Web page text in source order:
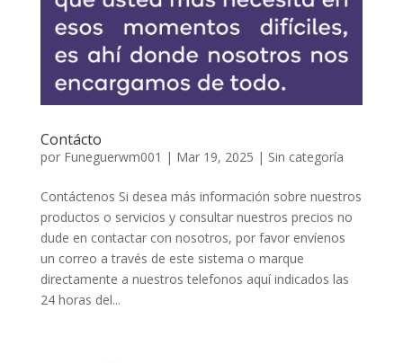
Contácto
por Funeguerwm001 | Mar 19, 2025 | Sin categoría
Contáctenos Si desea más información sobre nuestros
productos o servicios y consultar nuestros precios no
dude en contactar con nosotros, por favor envíenos
un correo a través de este sistema o marque
directamente a nuestros telefonos aquí indicados las
24 horas del...